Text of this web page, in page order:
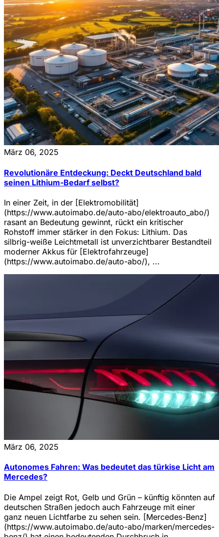
März 06, 2025
Revolutionäre Entdeckung: Deckt Deutschland bald
seinen Lithium-Bedarf selbst?
In einer Zeit, in der [Elektromobilität]
(https://www.autoimabo.de/auto-abo/elektroauto_abo/)
rasant an Bedeutung gewinnt, rückt ein kritischer
Rohstoff immer stärker in den Fokus: Lithium. Das
silbrig-weiße Leichtmetall ist unverzichtbarer Bestandteil
moderner Akkus für [Elektrofahrzeuge]
(https://www.autoimabo.de/auto-abo/), ...
März 06, 2025
Autonomes Fahren: Was bedeutet das türkise Licht am
Mercedes?
Die Ampel zeigt Rot, Gelb und Grün – künftig könnten auf
deutschen Straßen jedoch auch Fahrzeuge mit einer
ganz neuen Lichtfarbe zu sehen sein. [Mercedes-Benz]
(https://www.autoimabo.de/auto-abo/marken/mercedes-